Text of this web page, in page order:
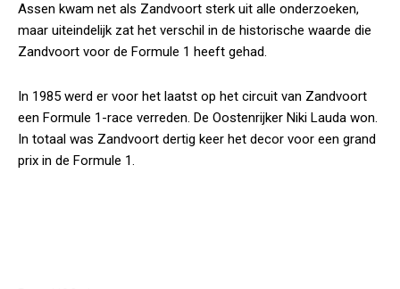
Assen kwam net als Zandvoort sterk uit alle onderzoeken,
maar uiteindelijk zat het verschil in de historische waarde die
Zandvoort voor de Formule 1 heeft gehad.
In 1985 werd er voor het laatst op het circuit van Zandvoort
een Formule 1-race verreden. De Oostenrijker Niki Lauda won.
In totaal was Zandvoort dertig keer het decor voor een grand
prix in de Formule 1.